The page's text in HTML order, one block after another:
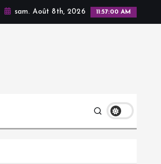
sam. Août 8th, 2026 11:57:00 AM